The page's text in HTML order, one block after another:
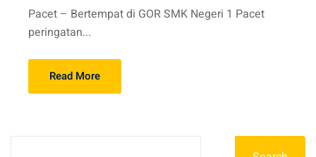
Pacet – Bertempat di GOR SMK Negeri 1 Pacet
peringatan...
Read More